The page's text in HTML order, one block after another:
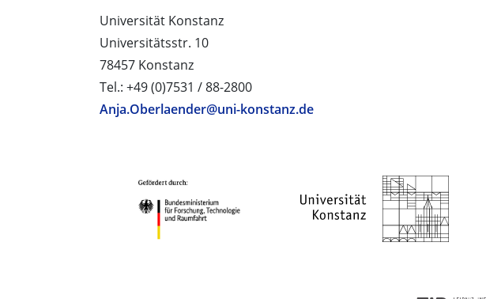
Universität Konstanz
Universitätsstr. 10
78457 Konstanz
Tel.: +49 (0)7531 / 88-2800
Anja.Oberlaender@uni-konstanz.de